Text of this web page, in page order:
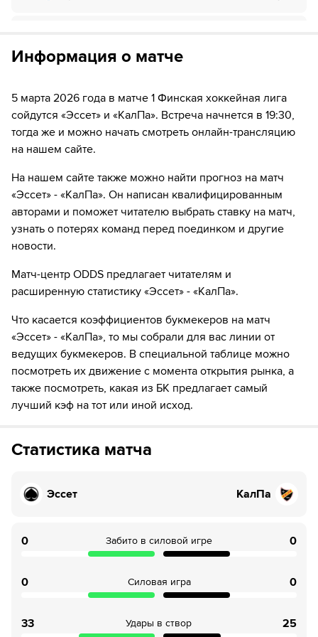
53:20ШАЙБА!
53:20
Игрок "КалПа" Вилле Руотсалайнен забивает
шайбу!
59:42ШАЙБА!
59:42 Игрок "КалПа" Тим Содерлунд забивает шайбу!
Информация о матче
5 марта 2026 года в матче 1 Финская хоккейная лига
сойдутся «Эссет» и «КалПа». Встреча начнется в 19:30,
тогда же и можно начать смотреть онлайн-трансляцию
на нашем сайте.
На нашем сайте также можно найти прогноз на матч
«Эссет» - «КалПа». Он написан квалифицированным
авторами и поможет читателю выбрать ставку на матч,
узнать о потерях команд перед поединком и другие
новости.
Матч-центр ODDS предлагает читателям и
расширенную статистику «Эссет» - «КалПа».
Что касается коэффициентов букмекеров на матч
«Эссет» - «КалПа», то мы собрали для вас линии от
ведущих букмекеров. В специальной таблице можно
посмотреть их движение с момента открытия рынка, а
также посмотреть, какая из БК предлагает самый
лучший кэф на тот или иной исход.
Статистика матча
Эссет КалПа
0 Забито в силовой игре 0
0 Силовая игра 0
33 Удары в створ 25